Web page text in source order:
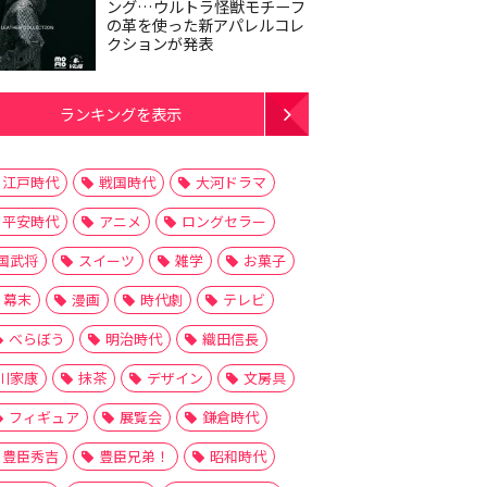
ング…ウルトラ怪獣モチーフ
の革を使った新アパレルコレ
クションが発表
ランキングを表示
江戸時代 戦国時代
大河ドラマ
平安時代
アニメ
ロングセラー
武将
スイーツ 雑学
お菓子
幕末
漫画 時代劇
テレビ
べらぼう
明治時代
織田信長
家康
抹茶 デザイン
文房具
フィギュア
展覧会
鎌倉時代
豊臣秀吉
豊臣兄弟！
昭和時代